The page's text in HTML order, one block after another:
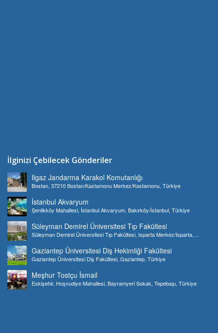
İlginizi Çebilecek Gönderiler
Ilgaz Jandarma Karakol Komutanlığı
Bostan, 37210 Bostan/Kastamonu Merkez/Kastamonu, Türkiye
İstanbul Akvaryum
Şenlikköy Mahallesi, İstanbul Akvaryum, Bakırköy/İstanbul, Türkiye
Süleyman Demirel Üniversitesi Tıp Fakültesi
Süleyman Demirel Üniversitesi Tıp Fakültesi, Isparta Merkez/Isparta,
Gaziantep Üniversitesi Diş Hekimliği Fakültesi
Gaziantep Üniversitesi Diş Fakültesi, Gaziantep, Türkiye
Meşhur Tostçu İsmail
Eskişehir, Hoşnudiye Mahallesi, Bayramyeri Sokak, Tepebaşı, Türkiye